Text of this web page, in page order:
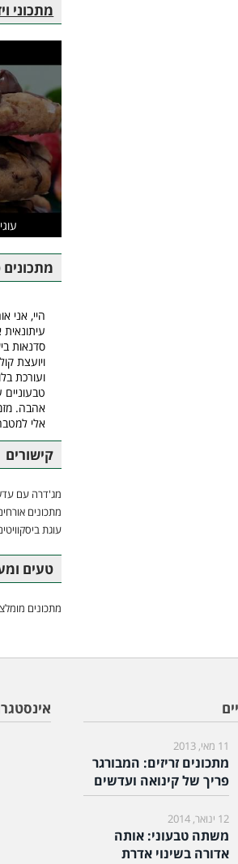
מתכוני
מתכונים
היי, אני
עיתונאית
סדנאות
ויועצת
ועורכת
אהבה.
אלי
קישורים
מג'דרה עם
מתכונים
עוגת
טעים
מתכונים
11 מאי, 2013
מתכונים זריזים: המבורגר
פריך של קינואה ועדשים
12 ינואר, 2014
משתה טבעוני: אותה
אדורה בשינוי אדרת